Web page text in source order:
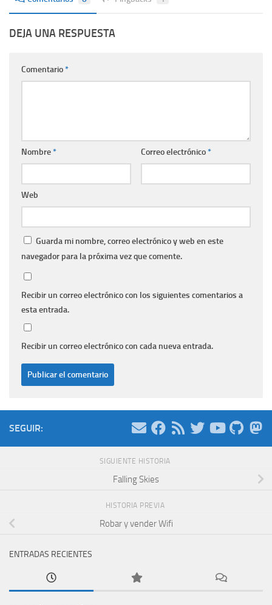
DEJA UNA RESPUESTA
Comentario*
Nombre* Correo electrónico*
Web
Guarda mi nombre, correo electrónico y web en este
navegador para la próxima vez que comente.
Recibir un correo electrónico con los siguientes comentarios a
esta entrada.
Recibir un correo electrónico con cada nueva entrada.
SEGUIR:
SIGUIENTE HISTORIA
Falling Skies
HISTORIA PREVIA
Robar y vender Wifi
ENTRADAS RECIENTES